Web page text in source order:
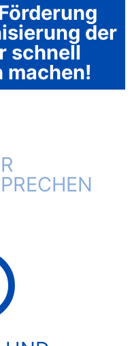
der
schnell